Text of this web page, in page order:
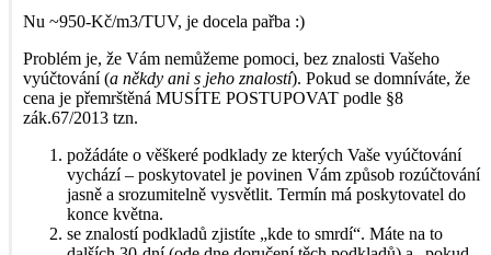
Nu ~950-Kč/m3/TUV, je docela pařba :)
Problém je, že Vám nemůžeme pomoci, bez znalosti Vašeho
vyúčtování (a někdy ani s jeho znalostí). Pokud se domníváte, že
cena je přemrštěná MUSÍTE POSTUPOVAT podle §8
zák.67/2013 tzn.
požádáte o věškeré podklady ze kterých Vaše vyúčtování
vychází – poskytovatel je povinen Vám způsob rozúčtování
jasně a srozumitelně vysvětlit. Termín má poskytovatel do
konce května.
se znalostí podkladů zjistíte „kde to smrdí“. Máte na to